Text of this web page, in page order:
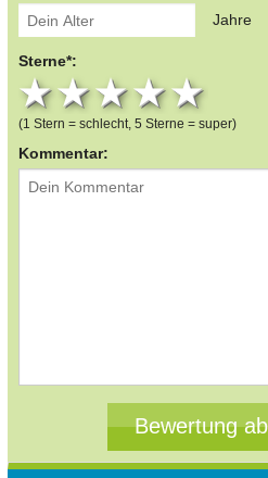
Jahre
Sterne*:
4 stars
3 stars
2 stars
1 star
(1 Stern = schlecht, 5 Sterne = super)
Kommentar: